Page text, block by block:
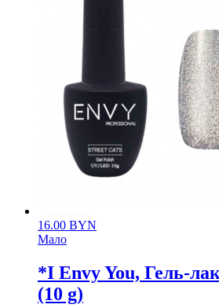
16.00 BYN
Мало
*I Envy You, Гель-
(10 g)